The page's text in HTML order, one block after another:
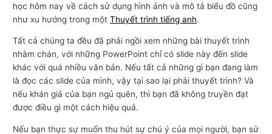
học hôm nay về cách sử dụng hình ảnh và mô tả biểu đồ cũng
như xu hướng trong mộtThuyết trình tiếng anh.
Tất cả chúng ta đều đã phải ngồi xem những bài thuyết trình
nhàm chán, với những PowerPoint chỉ có slide này đến slide
khác với quá nhiều văn bản. Nếu tất cả những gì bạn đang làm
là đọc các slide của mình, vậy tại sao lại phải thuyết trình? Và
nếu khán giả của bạn ngủ quên, thì bạn đã không truyền đạt
được điều gì một cách hiệu quả.
Nếu bạn thực sự muốn thu hút sự chú ý của mọi người, bạn sử